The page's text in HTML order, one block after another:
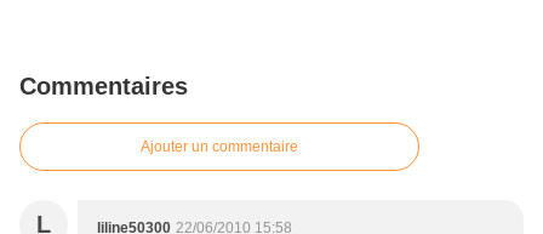
Commentaires
Ajouter un commentaire
L liline50300 22/06/2010 15:58